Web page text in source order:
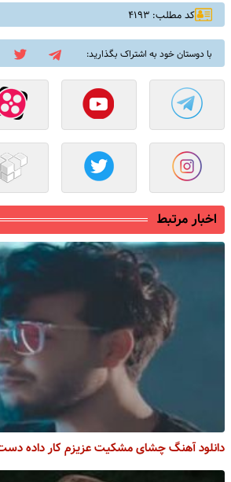
کد مطلب: ۴۱۹۳
با دوستان خود به اشتراک بگذارید:
اخبار مرتبط
دانلود آهنگ چشای مشکیت عزیزم کار داده